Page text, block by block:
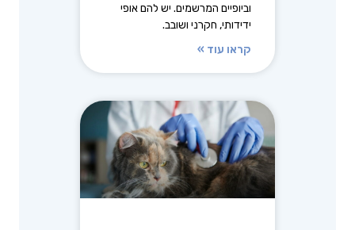
וביופיים המרשמים. יש להם אופי
ידידותי, חקרני ושובב.
קראו עוד »